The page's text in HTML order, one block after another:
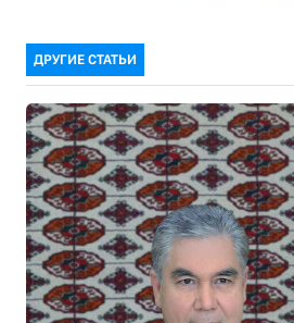
ДРУГИЕ СТАТЬИ